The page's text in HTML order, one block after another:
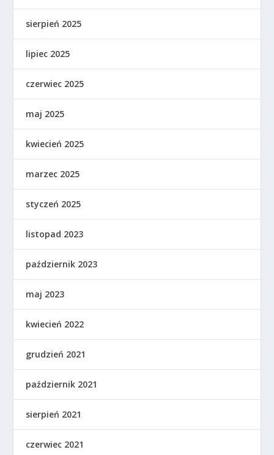
sierpień 2025
lipiec 2025
czerwiec 2025
maj 2025
kwiecień 2025
marzec 2025
styczeń 2025
listopad 2023
październik 2023
maj 2023
kwiecień 2022
grudzień 2021
październik 2021
sierpień 2021
czerwiec 2021